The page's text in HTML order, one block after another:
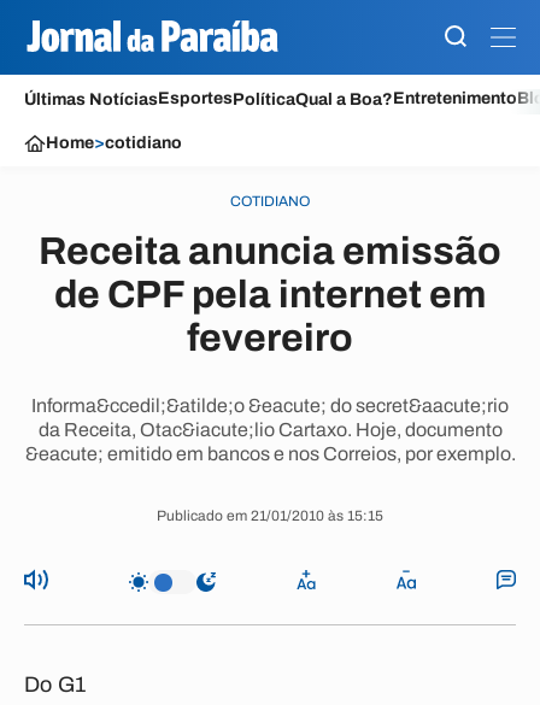
Últimas NotíciasEsportesPolíticaQual a Boa?Entretenimento
Home>cotidiano
COTIDIANO
Receita anuncia emissão
de CPF pela internet em
fevereiro
Informa&ccedil;&atilde;o &eacute; do secret&aacute;rio
da Receita, Otac&iacute;lio Cartaxo. Hoje, documento
&eacute; emitido em bancos e nos Correios, por exemplo.
Publicado em 21/01/2010 às 15:15
Do G1